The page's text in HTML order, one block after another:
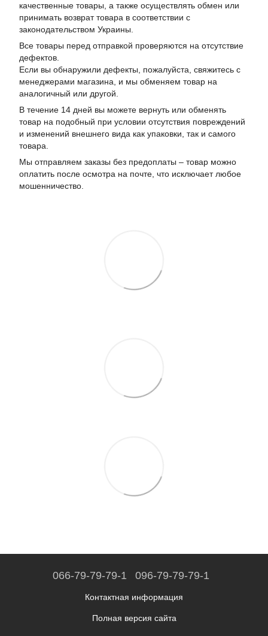
качественные товары, а также осуществлять обмен или
принимать возврат товара в соответствии с
законодательством Украины.
Все товары перед отправкой проверяются на отсутствие
дефектов.
Если вы обнаружили дефекты, пожалуйста, свяжитесь с
менеджерами магазина, и мы обменяем товар на
аналогичный или другой.
В течение 14 дней вы можете вернуть или обменять
товар на подобный при условии отсутствия повреждений
и изменений внешнего вида как упаковки, так и самого
товара.
Мы отправляем заказы без предоплаты – товар можно
оплатить после осмотра на почте, что исключает любое
мошенничество.
066-79-79-79-1 096-79-79-79-1
Контактная информация
Полная версия сайта